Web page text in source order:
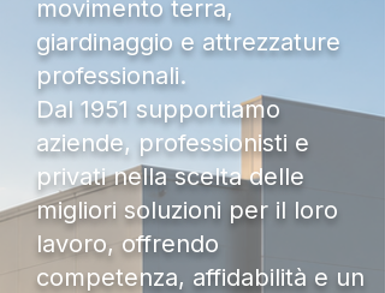
movimento terra,
giardinaggio e attrezzature
professionali.
Dal 1951 supportiamo
aziende, professionisti e
privati nella scelta delle
migliori soluzioni per il loro
lavoro, offrendo
competenza, affidabilità e un